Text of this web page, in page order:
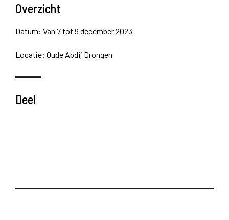
Overzicht
Datum: Van 7 tot 9 december 2023
Locatie: Oude Abdij Drongen
Deel